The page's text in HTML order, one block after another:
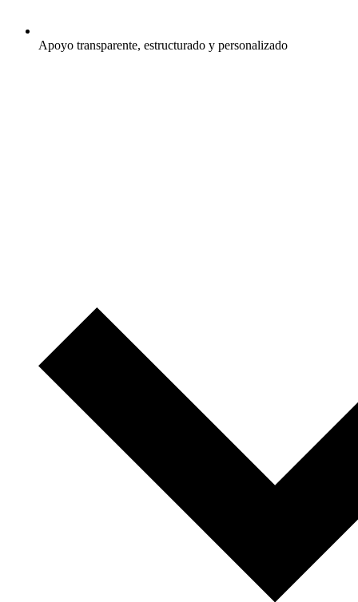
Apoyo transparente, estructurado y personalizado